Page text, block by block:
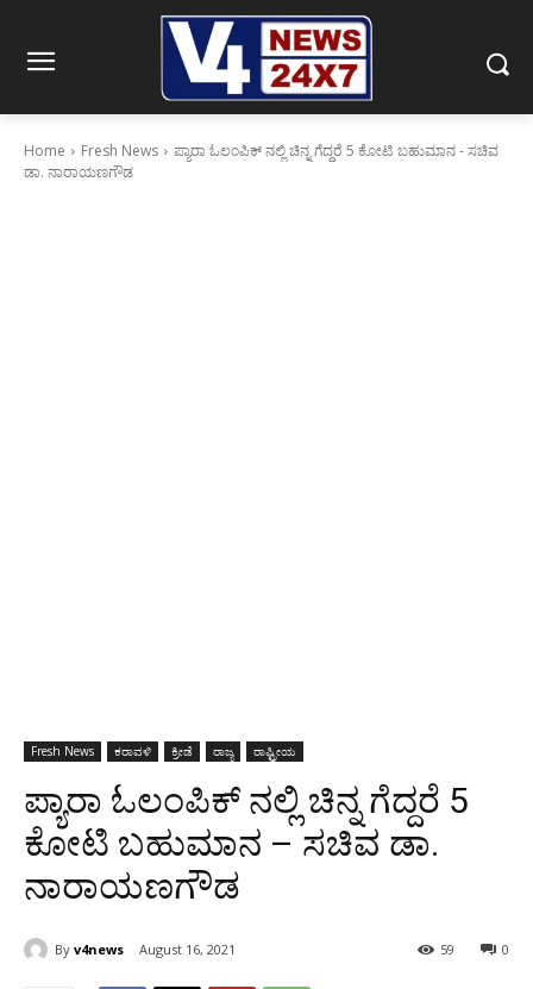
Home Fresh News
ಪ್ಯಾರಾ ಓಲಂಪಿಕ್ ನಲ್ಲಿ ಚಿನ್ನ ಗೆದ್ದರೆ 5 ಕೋಟಿ ಬಹುಮಾನ - ಸಚಿವ
ಡಾ. ನಾರಾಯಣಗೌಡ
Fresh News ಕರಾವಳಿ ಕ್ರೀಡೆ ರಾಜ್ಯ ರಾಷ್ಟ್ರೀಯ
ಪ್ಯಾರಾ ಓಲಂಪಿಕ್ ನಲ್ಲಿ ಚಿನ್ನ ಗೆದ್ದರೆ 5
ಕೋಟಿ ಬಹುಮಾನ – ಸಚಿವ ಡಾ.
ನಾರಾಯಣಗೌಡ
By v4news August 16, 2021 0
59